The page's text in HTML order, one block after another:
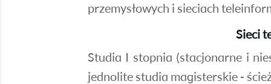
przemysłowych i sieciach
Sieci
Studia I stopnia (stacjonarne i
jednolite studia magisterskie -